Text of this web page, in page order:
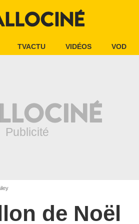
TVACTU VIDÉOS VOD
de Noël